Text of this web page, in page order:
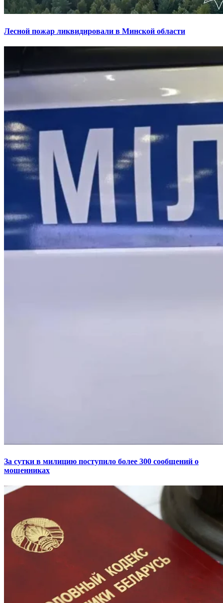
Лесной пожар ликвидировали в Минской области
За сутки в милицию поступило более 300 сообщений о
мошенниках